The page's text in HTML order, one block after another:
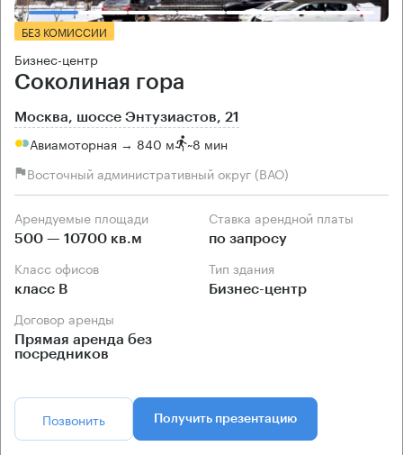
БЕЗ КОМИССИИ
Бизнес-центр
Соколиная гора
Москва, шоссе Энтузиастов, 21
Авиамоторная → 840 м ~8 мин
Восточный административный округ (ВАО)
Арендуемые площади
500 — 10700 кв.м
Ставка арендной платы
по запросу
Класс офисов
класс B
Тип здания
Бизнес-центр
Договор аренды
Прямая аренда без
посредников
Позвонить Получить презентацию